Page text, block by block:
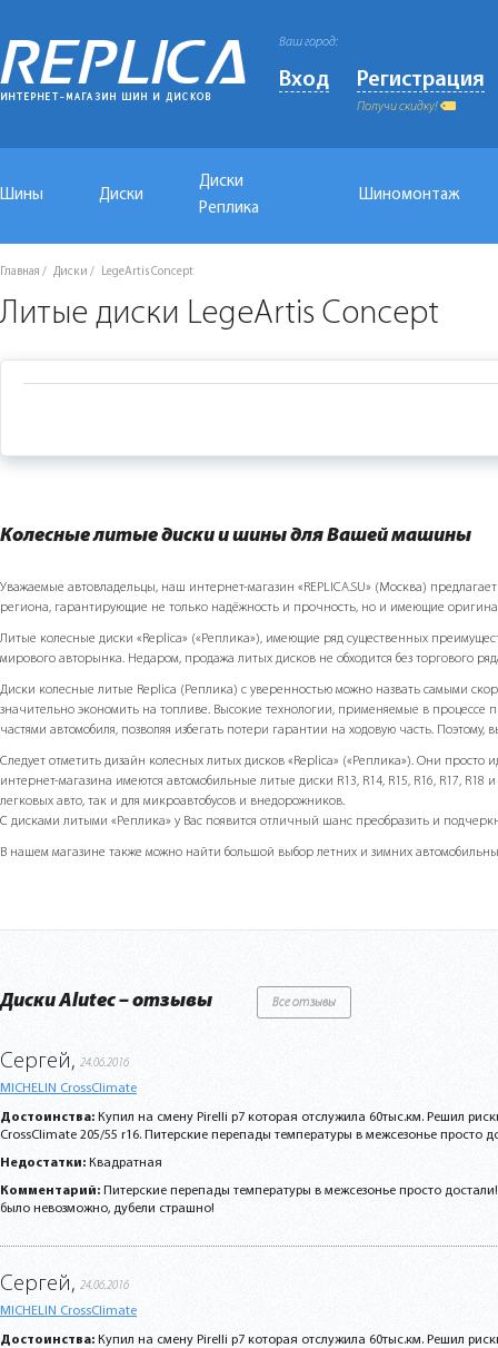
Ваш город:
Вход Регистрация
Получи скидку!
Шины Диски
Диски
Реплика
Шиномонтаж
Главная Диски LegeArtis Concept
Литые диски LegeArtis Concept
Колесные литые диски и шины для Вашей машины
Уважаемые автовладельцы, наш интернет-магазин «REPLICA.SU» (Москва)
региона, гарантирующие не только надёжность и прочность, но и имеющие
Литые колесные диски «Replicа» («Реплика»), имеющие ряд существенных
мирового авторынка. Недаром, продажа литых дисков не обходится без торгового
Диски колесные литые Replicа (Реплика) с уверенностью можно назвать самыми
значительно экономить на топливе. Высокие технологии, применяемые в процессе
частями автомобиля, позволяя избегать потери гарантии на ходовую часть.
Следует отметить дизайн колесных литых дисков «Replicа» («Реплика»). Они
интернет-магазина имеются автомобильные литые диски R13, R14, R15, R16, R17,
легковых авто, так и для микроавтобусов и внедорожников.
С дисками литыми «Реплика» у Вас появится отличный шанс преобразить и
В нашем магазине также можно найти большой выбор летних и зимних
Диски Alutec – отзывы Все отзывы
Сергей, 24.06.2016
MICHELIN CrossClimate
Достоинства: Купил на смену Pirelli p7 которая отслужила 60тыс.км. Решил
CrossClimate 205/55 r16. Питерские перепады температуры в межсезонье просто
Недостатки: Квадратная
Комментарий: Питерские перепады температуры в межсезонье просто
было невозможно, дубели страшно!
Сергей, 24.06.2016
MICHELIN CrossClimate
Достоинства: Купил на смену Pirelli p7 которая отслужила 60тыс.км. Решил